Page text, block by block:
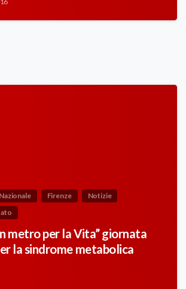
Firenze
Notizie
metro per la Vita” giornata
la sindrome metabolica